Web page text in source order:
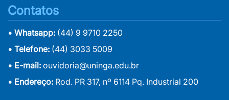
Contatos
• Whatsapp: (44) 9 9710 2250
• Telefone: (44) 3033 5009
• E-mail: ouvidoria@uninga.edu.br
• Endereço: Rod. PR 317, nº 6114 Pq. Industrial 200